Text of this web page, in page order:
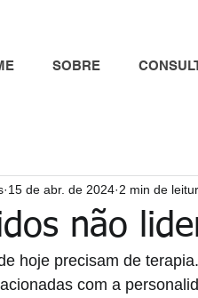
SOBRE
não
15 de abr. de 2024 2 min de
hoje precisam de
com a